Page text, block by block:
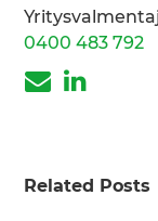
0400 483 792
Related Posts